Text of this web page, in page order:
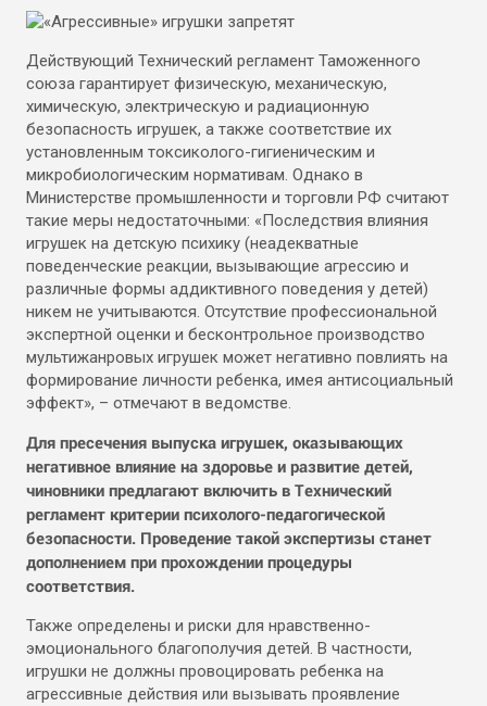
Действующий Технический регламент Таможенного
союза гарантирует физическую, механическую,
химическую, электрическую и радиационную
безопасность игрушек, а также соответствие их
установленным токсиколого-гигиеническим и
микробиологическим нормативам. Однако в
Министерстве промышленности и торговли РФ считают
такие меры недостаточными: «Последствия влияния
игрушек на детскую психику (неадекватные
поведенческие реакции, вызывающие агрессию и
различные формы аддиктивного поведения у детей)
никем не учитываются. Отсутствие профессиональной
экспертной оценки и бесконтрольное производство
мультижанровых игрушек может негативно повлиять на
формирование личности ребенка, имея антисоциальный
эффект», – отмечают в ведомстве.
Для пресечения выпуска игрушек, оказывающих
негативное влияние на здоровье и развитие детей,
чиновники предлагают включить в Технический
регламент критерии психолого-педагогической
безопасности. Проведение такой экспертизы станет
дополнением при прохождении процедуры
соответствия.
Также определены и риски для нравственно-
эмоционального благополучия детей. В частности,
игрушки не должны провоцировать ребенка на
агрессивные действия или вызывать проявление